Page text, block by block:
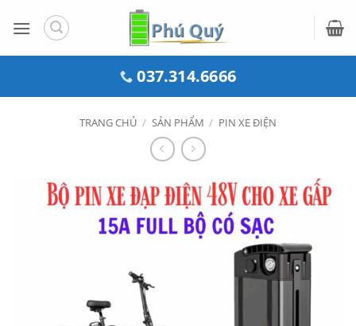
qua
037.314.6666
TRANG CHỦ / SẢN PHẨM / PIN XE ĐIỆN